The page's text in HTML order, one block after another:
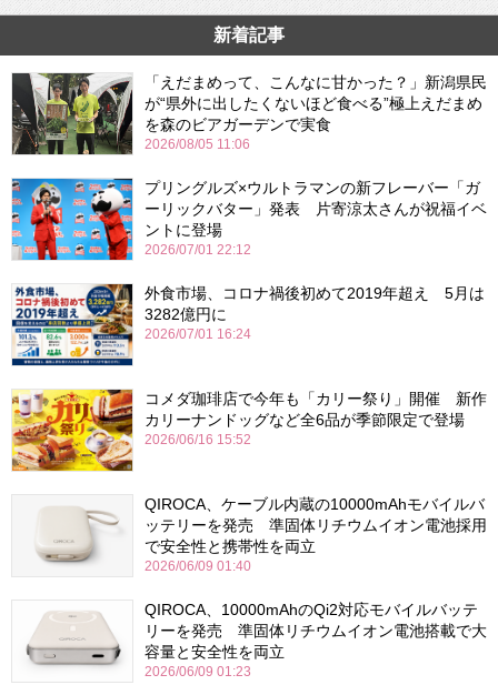
新着記事
「えだまめって、こんなに甘かった？」新潟県民
が“県外に出したくないほど食べる”極上えだまめ
を森のビアガーデンで実食
2026/08/05 11:06
プリングルズ×ウルトラマンの新フレーバー「ガ
ーリックバター」発表 片寄涼太さんが祝福イベ
ントに登場
2026/07/01 22:12
外食市場、コロナ禍後初めて2019年超え 5月は
3282億円に
2026/07/01 16:24
コメダ珈琲店で今年も「カリー祭り」開催 新作
カリーナンドッグなど全6品が季節限定で登場
2026/06/16 15:52
QIROCA、ケーブル内蔵の10000mAhモバイルバ
ッテリーを発売 準固体リチウムイオン電池採用
で安全性と携帯性を両立
2026/06/09 01:40
QIROCA、10000mAhのQi2対応モバイルバッテ
リーを発売 準固体リチウムイオン電池搭載で大
容量と安全性を両立
2026/06/09 01:23